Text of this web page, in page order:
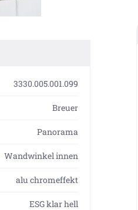
3330.005.001.099
Breuer
Panorama
Wandwinkel innen
alu chromeffekt
ESG klar hell